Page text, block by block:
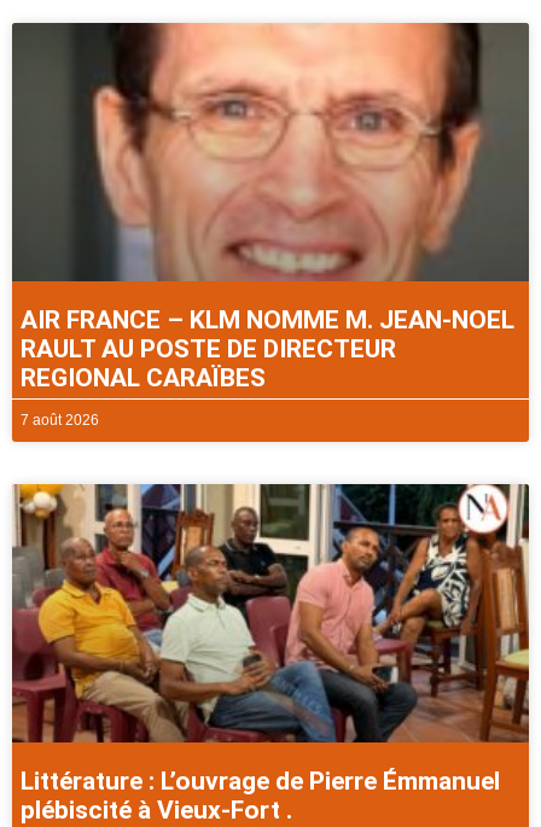
AIR FRANCE – KLM NOMME M. JEAN-NOEL
RAULT AU POSTE DE DIRECTEUR
REGIONAL CARAÏBES
7 août 2026
Littérature : L’ouvrage de Pierre Émmanuel
plébiscité à Vieux-Fort .